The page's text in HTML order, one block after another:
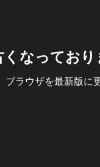
なっており
ラウザを最新版に